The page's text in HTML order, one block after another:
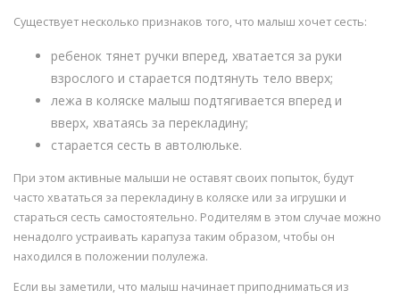
Существует несколько признаков того, что малыш хочет сесть:
ребенок тянет ручки вперед, хватается за руки
взрослого и старается подтянуть тело вверх;
лежа в коляске малыш подтягивается вперед и
вверх, хватаясь за перекладину;
старается сесть в автолюльке.
При этом активные малыши не оставят своих попыток, будут
часто хвататься за перекладину в коляске или за игрушки и
стараться сесть самостоятельно. Родителям в этом случае можно
ненадолго устраивать карапуза таким образом, чтобы он
находился в положении полулежа.
Если вы заметили, что малыш начинает приподниматься из